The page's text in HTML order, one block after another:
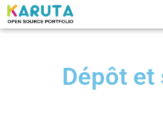
Dépôt et